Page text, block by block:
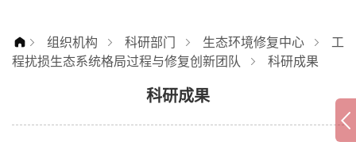
组织机构 科研部门 生态环境修复中心
工
程扰损生态系统格局过程与修复创新团队
科研成果
科研成果